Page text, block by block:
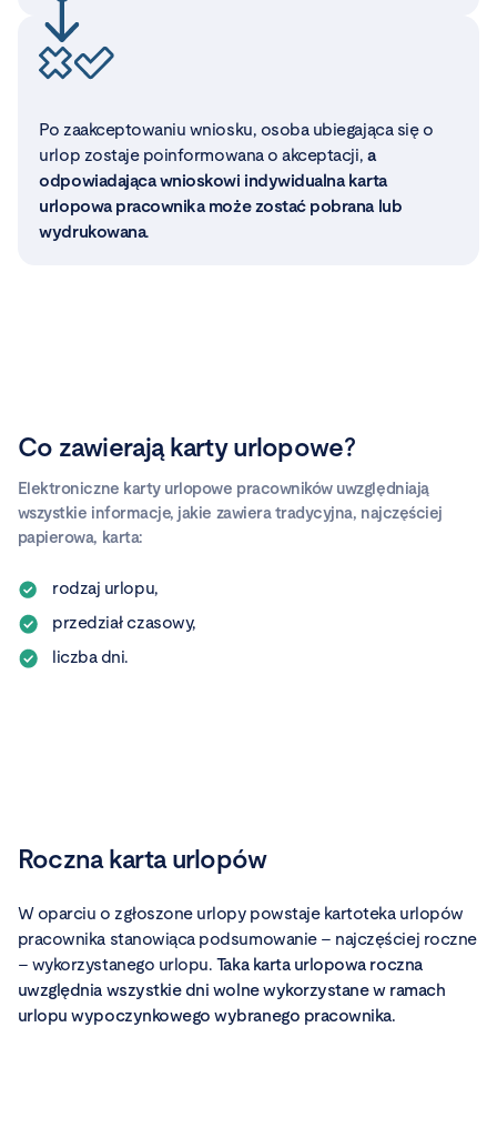
Po zaakceptowaniu wniosku, osoba ubiegająca się o
urlop zostaje poinformowana o akceptacji, a
odpowiadająca wnioskowi indywidualna karta
urlopowa pracownika może zostać pobrana lub
wydrukowana.
Co zawierają karty urlopowe?
Elektroniczne karty urlopowe pracowników uwzględniają
wszystkie informacje, jakie zawiera tradycyjna, najczęściej
papierowa, karta:
rodzaj urlopu,
przedział czasowy,
liczba dni.
Roczna karta urlopów
W oparciu o zgłoszone urlopy powstaje kartoteka urlopów
pracownika stanowiąca podsumowanie – najczęściej roczne
– wykorzystanego urlopu. Taka karta urlopowa roczna
uwzględnia wszystkie dni wolne wykorzystane w ramach
urlopu wypoczynkowego wybranego pracownika.